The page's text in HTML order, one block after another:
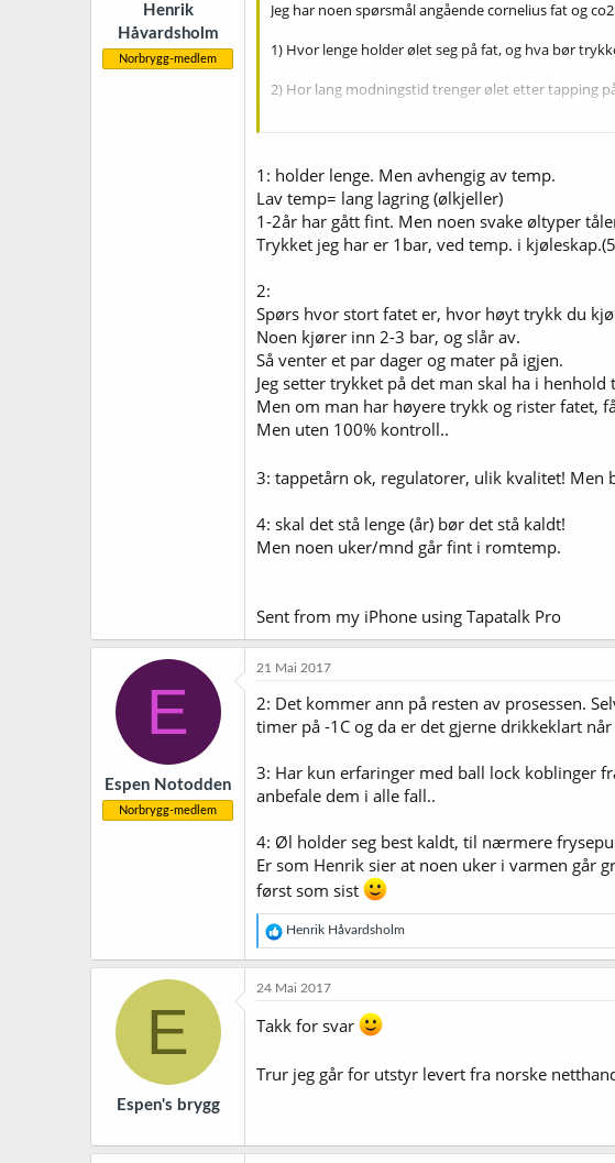
Henrik
Håvardsholm
Norbrygg-medlem
Jeg har noen spørsmål angående cornelius fat og
1) Hvor lenge holder ølet seg på fat, og hva bør
2) Hor lang modningstid trenger ølet etter tapping
3) Har noen erfaringer med tappetårn og co2
4) Så har jeg et spørsmål om flasking, i oppskrifter
på 5-6 ukers tid?
Mvh Espen
1: holder lenge. Men avhengig av temp.
Lav temp= lang lagring (ølkjeller)
1-2år har gått fint. Men noen svake øltyper
Trykket jeg har er 1bar, ved temp. i
2:
Spørs hvor stort fatet er, hvor høyt trykk du
Noen kjører inn 2-3 bar, og slår av.
Så venter et par dager og mater på igjen.
Jeg setter trykket på det man skal ha i
Men om man har høyere trykk og rister fatet,
Men uten 100% kontroll..
3: tappetårn ok, regulatorer, ulik kvalitet! Men
4: skal det stå lenge (år) bør det stå kaldt!
Men noen uker/mnd går fint i romtemp.
Sent from my iPhone using Tapatalk Pro
E
Espen Notodden
Norbrygg-medlem
21 Mai 2017
2: Det kommer ann på resten av prosessen.
timer på -1C og da er det gjerne drikkeklart
3: Har kun erfaringer med ball lock koblinger
anbefale dem i alle fall..
4: Øl holder seg best kaldt, til nærmere
Er som Henrik sier at noen uker i varmen går
først som sist
R
e
a
k
j
o
e
Henrik Håvardsholm
E
Espen's brygg
24 Mai 2017
Takk for svar
Trur jeg går for utstyr levert fra norske